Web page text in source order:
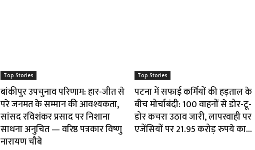
Top Stories
बांकीपुर उपचुनाव परिणाम: हार-जीत से
परे जनमत के सम्मान की आवश्यकता,
सांसद रविशंकर प्रसाद पर निशाना
साधना अनुचित — वरिष्ठ पत्रकार विष्णु
नारायण चौबे
Top Stories
पटना में सफाई कर्मियों की हड़ताल के
बीच मोर्चाबंदी: 100 वाहनों से डोर-टू-
डोर कचरा उठाव जारी, लापरवाही पर
एजेंसियों पर 21.95 करोड़ रुपये का...